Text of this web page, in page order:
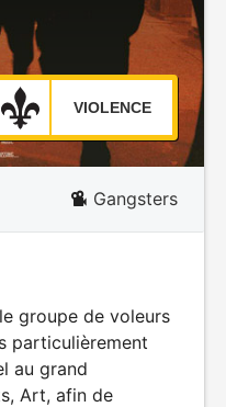
VIOLENCE
Gangsters
groupe de voleurs
particulièrement
au grand
Art, afin de